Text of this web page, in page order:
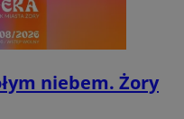
niebem. Żory